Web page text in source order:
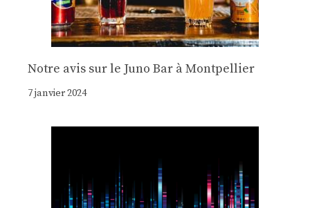
Notre avis sur le Juno Bar à Montpellier
7 janvier 2024